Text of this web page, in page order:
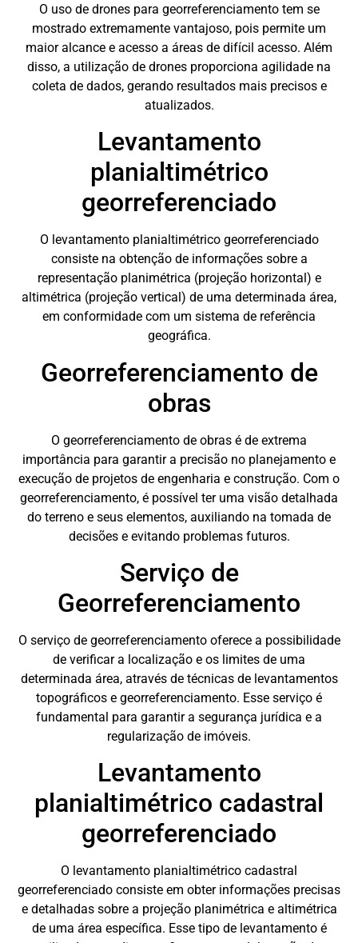
O uso de drones para georreferenciamento tem se
mostrado extremamente vantajoso, pois permite um
maior alcance e acesso a áreas de difícil acesso. Além
disso, a utilização de drones proporciona agilidade na
coleta de dados, gerando resultados mais precisos e
atualizados.
Levantamento
planialtimétrico
georreferenciado
O levantamento planialtimétrico georreferenciado
consiste na obtenção de informações sobre a
representação planimétrica (projeção horizontal) e
altimétrica (projeção vertical) de uma determinada área,
em conformidade com um sistema de referência
geográfica.
Georreferenciamento de
obras
O georreferenciamento de obras é de extrema
importância para garantir a precisão no planejamento e
execução de projetos de engenharia e construção. Com o
georreferenciamento, é possível ter uma visão detalhada
do terreno e seus elementos, auxiliando na tomada de
decisões e evitando problemas futuros.
Serviço de
Georreferenciamento
O serviço de georreferenciamento oferece a possibilidade
de verificar a localização e os limites de uma
determinada área, através de técnicas de levantamentos
topográficos e georreferenciamento. Esse serviço é
fundamental para garantir a segurança jurídica e a
regularização de imóveis.
Levantamento
planialtimétrico cadastral
georreferenciado
O levantamento planialtimétrico cadastral
georreferenciado consiste em obter informações precisas
e detalhadas sobre a projeção planimétrica e altimétrica
de uma área específica. Esse tipo de levantamento é